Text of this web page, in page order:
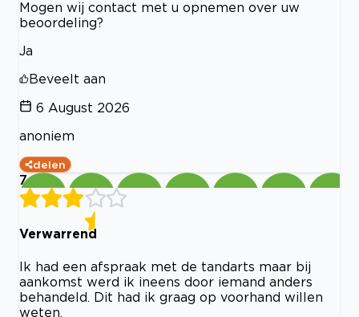
Mogen wij contact met u opnemen over uw
beoordeling?
Ja
Beveelt aan
6 August 2026
anoniem
delen
7
Verwarrend
Ik had een afspraak met de tandarts maar bij
aankomst werd ik ineens door iemand anders
behandeld. Dit had ik graag op voorhand willen
weten.